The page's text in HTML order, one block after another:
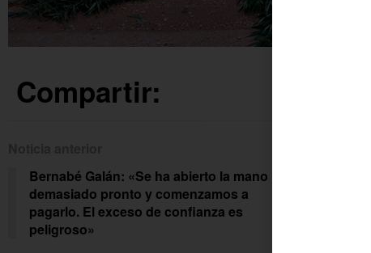
Compartir:
Bernabé Galán: «Se ha abierto la mano
demasiado pronto y comenzamos a
pagarlo. El exceso de confianza es
peligroso»